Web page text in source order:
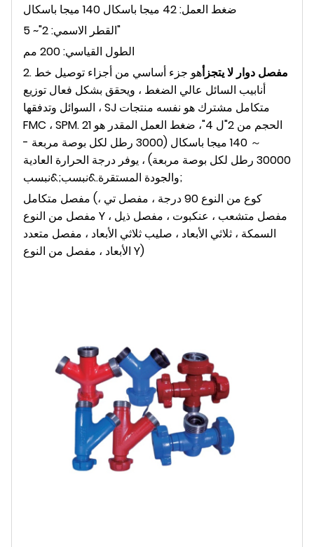
ضغط العمل: 42 ميجا باسكال 140 ميجا باسكال
القطر الاسمي: 2"~ 5"
الطول القياسي: 200 مم
2.
مفصل دوار لا يتجزأهو جزء أساسي من أجزاء توصيل خط
أنابيب السائل عالي الضغط ، ويحقق بشكل فعال توزيع
السوائل وتدفقها ، SJ متكامل مشترك هو نفسه منتجات
FMC ، SPM. الحجم من 2"ل 4"، ضغط العمل المقدر هو 21
～ 140 ميجا باسكال (3000 رطل لكل بوصة مربعة -
30000 رطل لكل بوصة مربعة) ، يوفر درجة الحرارة العادية
والجودة المستقرة.&نبسب;&نبسب;
مفصل متكامل (كوع من النوع 90 درجة ، مفصل تي ،
مفصل من النوع Y ، مفصل متشعب ، عنكبوت ، مفصل ذيل
السمكة ، ثلاثي الأبعاد ، صليب ثلاثي الأبعاد ، مفصل متعدد
الأبعاد ، مفصل من النوع Y)